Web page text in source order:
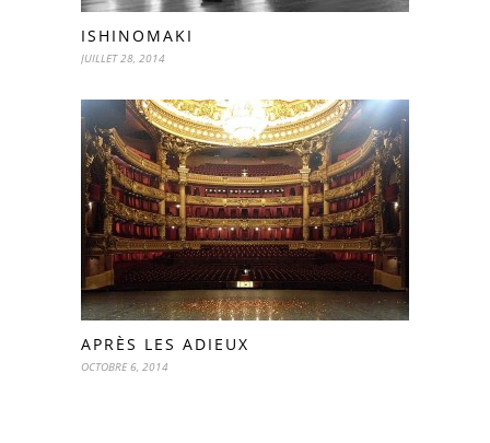
ISHINOMAKI
JUILLET 28, 2014
APRÈS LES ADIEUX
OCTOBRE 6, 2014